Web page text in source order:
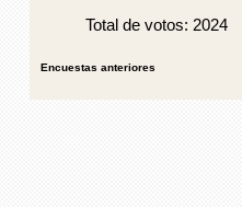
Total de votos: 2024
Encuestas anteriores